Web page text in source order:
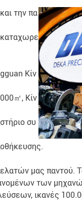
την πα
καταχωρε
Κίν
㎡, Κίν
συ
μας παντού.
των
ικανές